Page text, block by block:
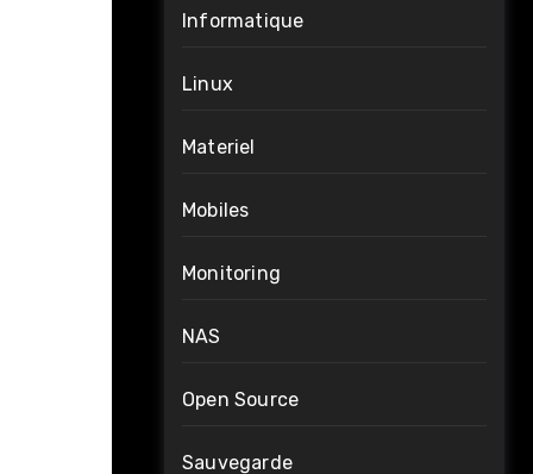
Informatique
Linux
Materiel
Mobiles
Monitoring
NAS
Open Source
Sauvegarde